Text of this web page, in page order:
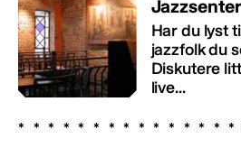
Jazzsenter
Har du lyst
jazzfolk du
Diskutere
live...